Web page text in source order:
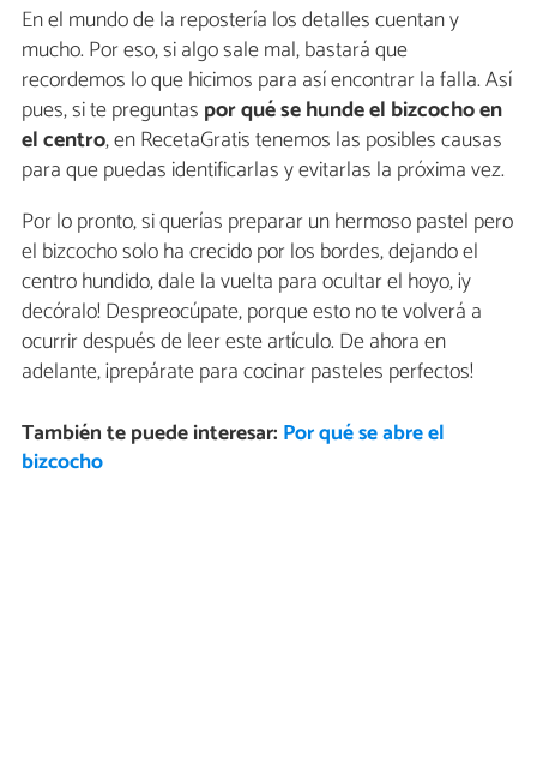
En el mundo de la repostería los detalles cuentan y
mucho. Por eso, si algo sale mal, bastará que
recordemos lo que hicimos para así encontrar la falla. Así
pues, si te preguntas por qué se hunde el bizcocho en
el centro, en RecetaGratis tenemos las posibles causas
para que puedas identificarlas y evitarlas la próxima vez.
Por lo pronto, si querías preparar un hermoso pastel pero
el bizcocho solo ha crecido por los bordes, dejando el
centro hundido, dale la vuelta para ocultar el hoyo, ¡y
decóralo! Despreocúpate, porque esto no te volverá a
ocurrir después de leer este artículo. De ahora en
adelante, ¡prepárate para cocinar pasteles perfectos!
También te puede interesar: Por qué se abre el
bizcocho